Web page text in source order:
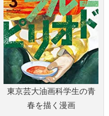
東京芸大油画科学生の青
春を描く漫画